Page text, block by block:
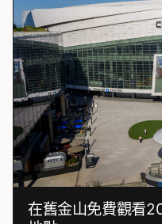
在舊金山免費觀看